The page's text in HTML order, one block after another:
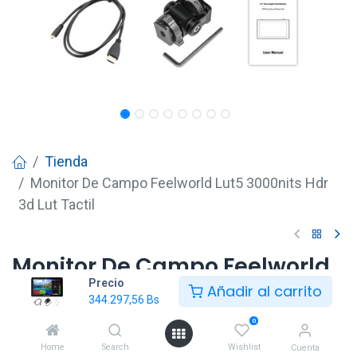
Precio
344.297,56 Bs Añadir al carrito
Home Search
0
Wishlist Cuenta
Tienda
Monitor De Campo Feelworld Lut5 3000nits Hdr
3d Lut Tactil
Monitor De Campo Feelworld
Lut5 3000nits Hdr 3d Lut Tactil
344.297,56Bs